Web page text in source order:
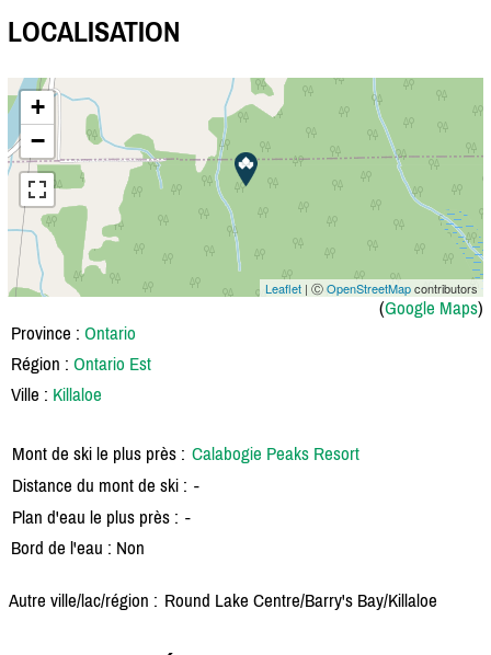
LOCALISATION
+
−
Leaflet | ⒸOpenStreetMapcontributors
(Google Maps)
Province : Ontario
Région : Ontario Est
Ville : Killaloe
Mont de ski le plus près : Calabogie Peaks Resort
Distance du mont de ski : -
Plan d'eau le plus près : -
Bord de l'eau : Non
Autre ville/lac/région : Round Lake Centre/Barry's Bay/Killaloe